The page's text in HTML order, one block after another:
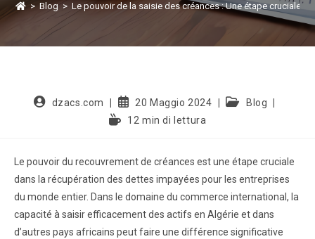
> Blog > Le pouvoir de la saisie des créances : Une étape cruciale
dzacs.com 20 Maggio 2024
Blog
12 min di lettura
Le pouvoir du recouvrement de créances est une étape cruciale
dans la récupération des dettes impayées pour les entreprises
du monde entier. Dans le domaine du commerce international, la
capacité à saisir efficacement des actifs en Algérie et dans
d’autres pays africains peut faire une différence significative